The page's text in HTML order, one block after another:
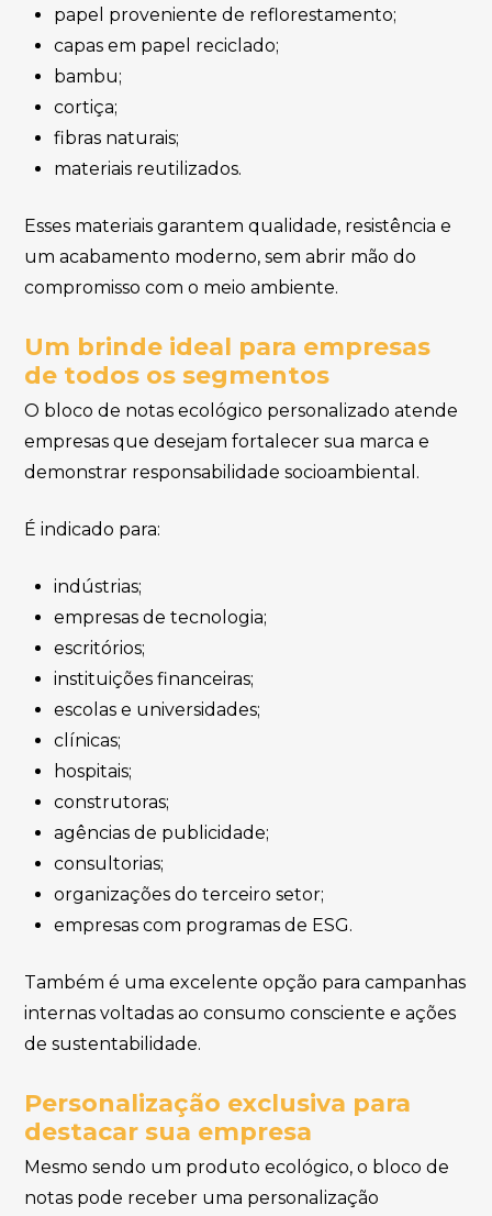
papel proveniente de reflorestamento;
capas em papel reciclado;
bambu;
cortiça;
fibras naturais;
materiais reutilizados.
Esses materiais garantem qualidade, resistência e
um acabamento moderno, sem abrir mão do
compromisso com o meio ambiente.
Um brinde ideal para empresas
de todos os segmentos
O bloco de notas ecológico personalizado atende
empresas que desejam fortalecer sua marca e
demonstrar responsabilidade socioambiental.
É indicado para:
indústrias;
empresas de tecnologia;
escritórios;
instituições financeiras;
escolas e universidades;
clínicas;
hospitais;
construtoras;
agências de publicidade;
consultorias;
organizações do terceiro setor;
empresas com programas de ESG.
Também é uma excelente opção para campanhas
internas voltadas ao consumo consciente e ações
de sustentabilidade.
Personalização exclusiva para
destacar sua empresa
Mesmo sendo um produto ecológico, o bloco de
notas pode receber uma personalização